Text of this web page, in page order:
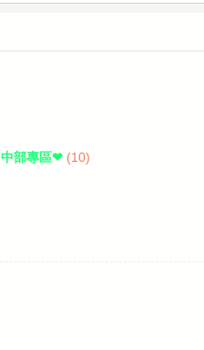
中部專區❤ (10)